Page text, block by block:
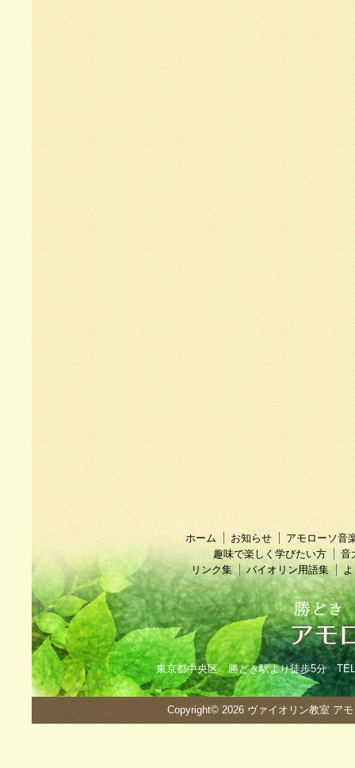
ホーム お知らせ
アモローソ音
趣味で楽しく学びたい方
音
リンク集
バイオリン用語集
東京都中央区 勝どき駅より徒歩5分
Copyright© 2026 ヴァイオリン教室 ア